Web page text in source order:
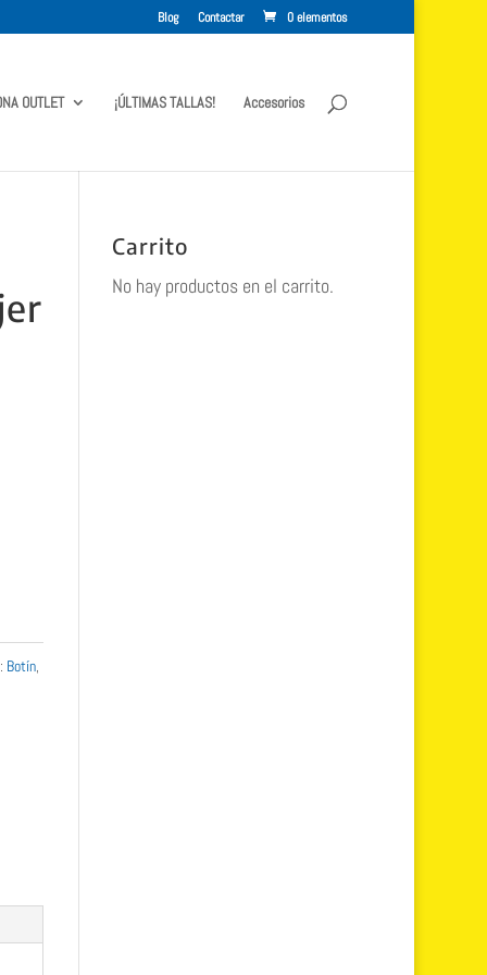
Blog Contactar 0 elementos
OUTLET ¡ÚLTIMAS TALLAS! Accesorios
Botín,
Carrito
No hay productos en el carrito.